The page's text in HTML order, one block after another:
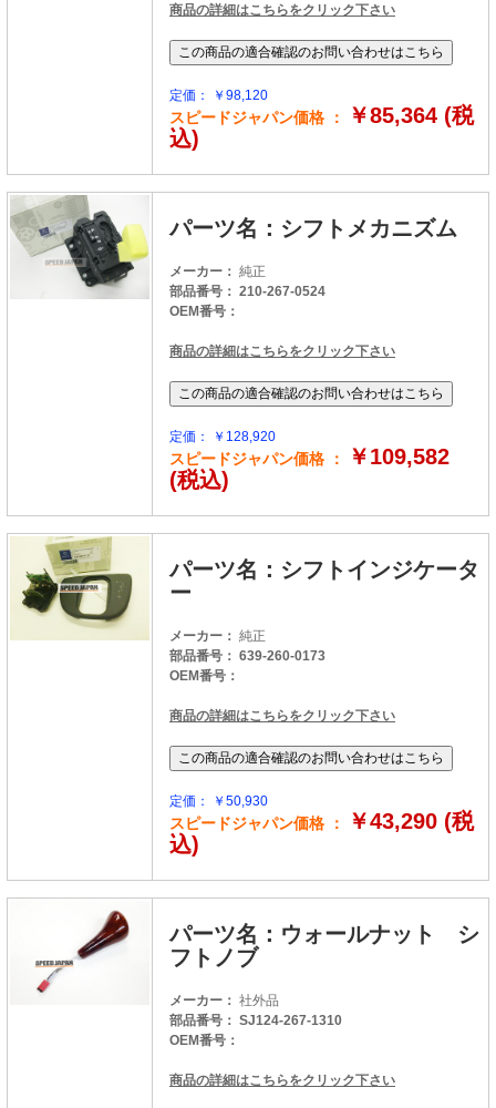
商品の詳細はこちらをクリック下さい
定価： ￥98,120
スピードジャパン価格 ：
￥85,364 (税
込)
パーツ名：シフトメカニズム
メーカー： 純正
部品番号： 210-267-0524
OEM番号：
商品の詳細はこちらをクリック下さい
定価： ￥128,920
スピードジャパン価格 ：
￥109,582
(税込)
パーツ名：シフトインジケータ
ー
メーカー： 純正
部品番号： 639-260-0173
OEM番号：
商品の詳細はこちらをクリック下さい
定価： ￥50,930
スピードジャパン価格 ：
￥43,290 (税
込)
パーツ名：ウォールナット シ
フトノブ
メーカー： 社外品
部品番号： SJ124-267-1310
OEM番号：
商品の詳細はこちらをクリック下さい